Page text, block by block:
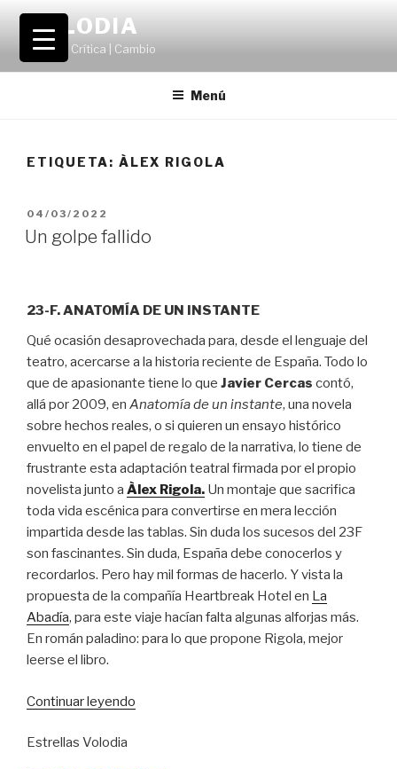
Saltar
contenido
VOLODIA
Teatro | Crítica | Cambio
Menú
ETIQUETA: ÀLEX RIGOLA
PUBLICADO
EL
04/03/2022
Un golpe fallido
23-F. ANATOMÍA DE UN INSTANTE
Qué ocasión desaprovechada para, desde el lenguaje del
teatro, acercarse a la historia reciente de España. Todo lo
que de apasionante tiene lo que Javier Cercas contó,
allá por 2009, en Anatomía de un instante, una novela
sobre hechos reales, o si quieren un ensayo histórico
envuelto en el papel de regalo de la narrativa, lo tiene de
frustrante esta adaptación teatral firmada por el propio
novelista junto a Àlex Rigola. Un montaje que sacrifica
toda vida escénica para convertirse en mera lección
impartida desde las tablas. Sin duda los sucesos del 23F
son fascinantes. Sin duda, España debe conocerlos y
recordarlos. Pero hay mil formas de hacerlo. Y vista la
propuesta de la compañía Heartbreak Hotel en La
Abadía, para este viaje hacían falta algunas alforjas más.
En román paladino: para lo que propone Rigola, mejor
leerse el libro.
Continuar leyendo
Estrellas Volodia